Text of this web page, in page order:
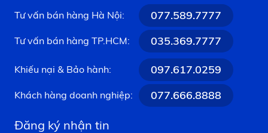
bài viết này, KATA Technology sẽ gợi ý một số món
quà mừng thọ ưng ý mà bạn có thể tham khảo nhé!
Tư vấn bán hàng Hà Nội: 077.589.7777
Tư vấn bán hàng TP.HCM: 035.369.7777
Khiếu nại & Bảo hành: 097.617.0259
Khách hàng doanh nghiệp: 077.666.8888
Đăng ký nhận tin